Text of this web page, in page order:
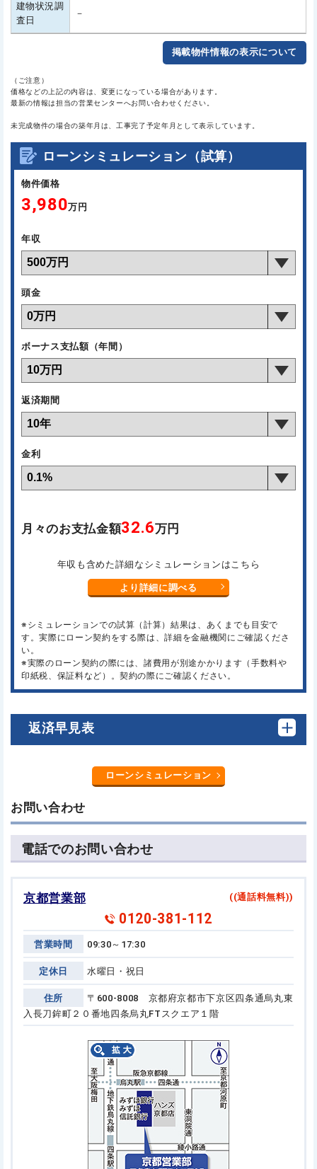
建物状況調
査日
－
掲載物件情報の表示について
（ご注意）
価格などの上記の内容は、変更になっている場合があります。
最新の情報は担当の営業センターへお問い合わせください。
未完成物件の場合の築年月は、工事完了予定年月として表示しています。
ローンシミュレーション（試算）
物件価格
3,980万円
年収
頭金
ボーナス支払額（年間）
返済期間
金利
月々のお支払金額32.6万円
年収も含めた詳細なシミュレーションはこちら
より詳細に調べる
※シミュレーションでの試算（計算）結果は、あくまでも目安で
す。実際にローン契約をする際は、詳細を金融機関にご確認くださ
い。
※実際のローン契約の際には、諸費用が別途かかります（手数料や
印紙税、保証料など）。契約の際にご確認ください。
返済早見表
ローンシミュレーション
お問い合わせ
電話でのお問い合わせ
京都営業部 ((通話料無料))
0120-381-112
営業時間 09:30～17:30
定休日 水曜日・祝日
住所
〒600-8008 京都府京都市下京区四条通烏丸東
入長刀鉾町２０番地四条烏丸FTスクエア１階